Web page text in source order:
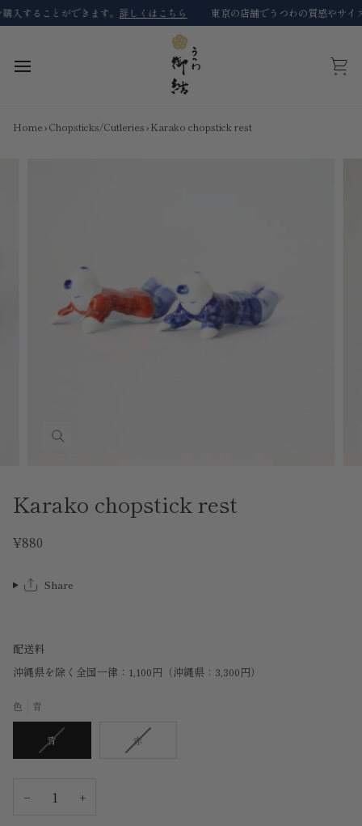
Skip
to
することができます。詳しくはこちら 東京の店舗でうつわの質感やサイズ
Cart
Home›Chopsticks/Cutleries›Karako chopstick rest
Karako chopstick rest
¥880
Share
配送料
沖縄県を除く全国一律：1,100円（沖縄県：3,300円）
色 青
青Variant
unavailable
赤Variant
− +